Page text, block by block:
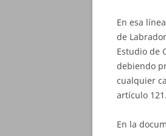
En esa
de
Estudio de
debiendo
cualquier
artículo
En la